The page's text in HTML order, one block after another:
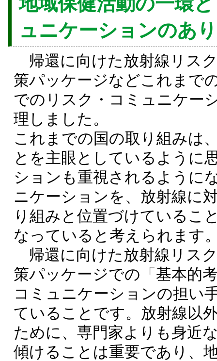
ュニケーションのあ
帰還に向けた放射線リス
策パッケージなどこれまで
でのリスク・コミュニケー
理しました。
これまでの国の取り組みは
とを主眼としているように
ションも重視されるように
ニケーションを、放射線に
り組みと位置づけているこ
なっていると考えられます
帰還に向けた放射線リス
策パッケージでの「基本的
コミュニケーションの担い
ていることです。放射線以
ために、専門家よりも身近
傾けることは重要であり、